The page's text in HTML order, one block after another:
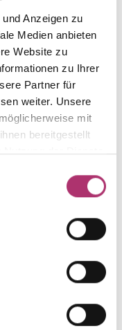
Anzeigen zu
Medien anbieten
Website zu
zu Ihrer
Partner für
weiter. Unsere
mit
bereitgestellt
der Dienste